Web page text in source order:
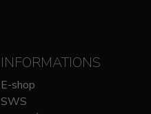
INFORMATIONS
E-shop
SWS